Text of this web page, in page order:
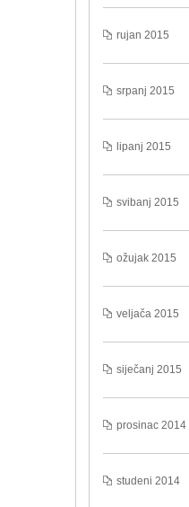
rujan 2015
srpanj 2015
lipanj 2015
svibanj 2015
ožujak 2015
veljača 2015
siječanj 2015
prosinac 2014
studeni 2014